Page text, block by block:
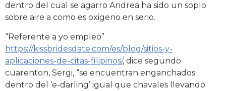
dentro del cual se agarro Andrea ha sido un soplo
sobre aire a como es oxigeno en serio.
“Referente a yo empleo”
https://kissbridesdate.com/es/blog/sitios-y-
aplicaciones-de-citas-filipinos/, dice segundo
cuarenton, Sergi, “se encuentran enganchados
dentro del ‘e-darling’ igual que chavales llevando